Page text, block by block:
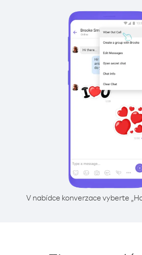
V nabídce konverzace vyberte